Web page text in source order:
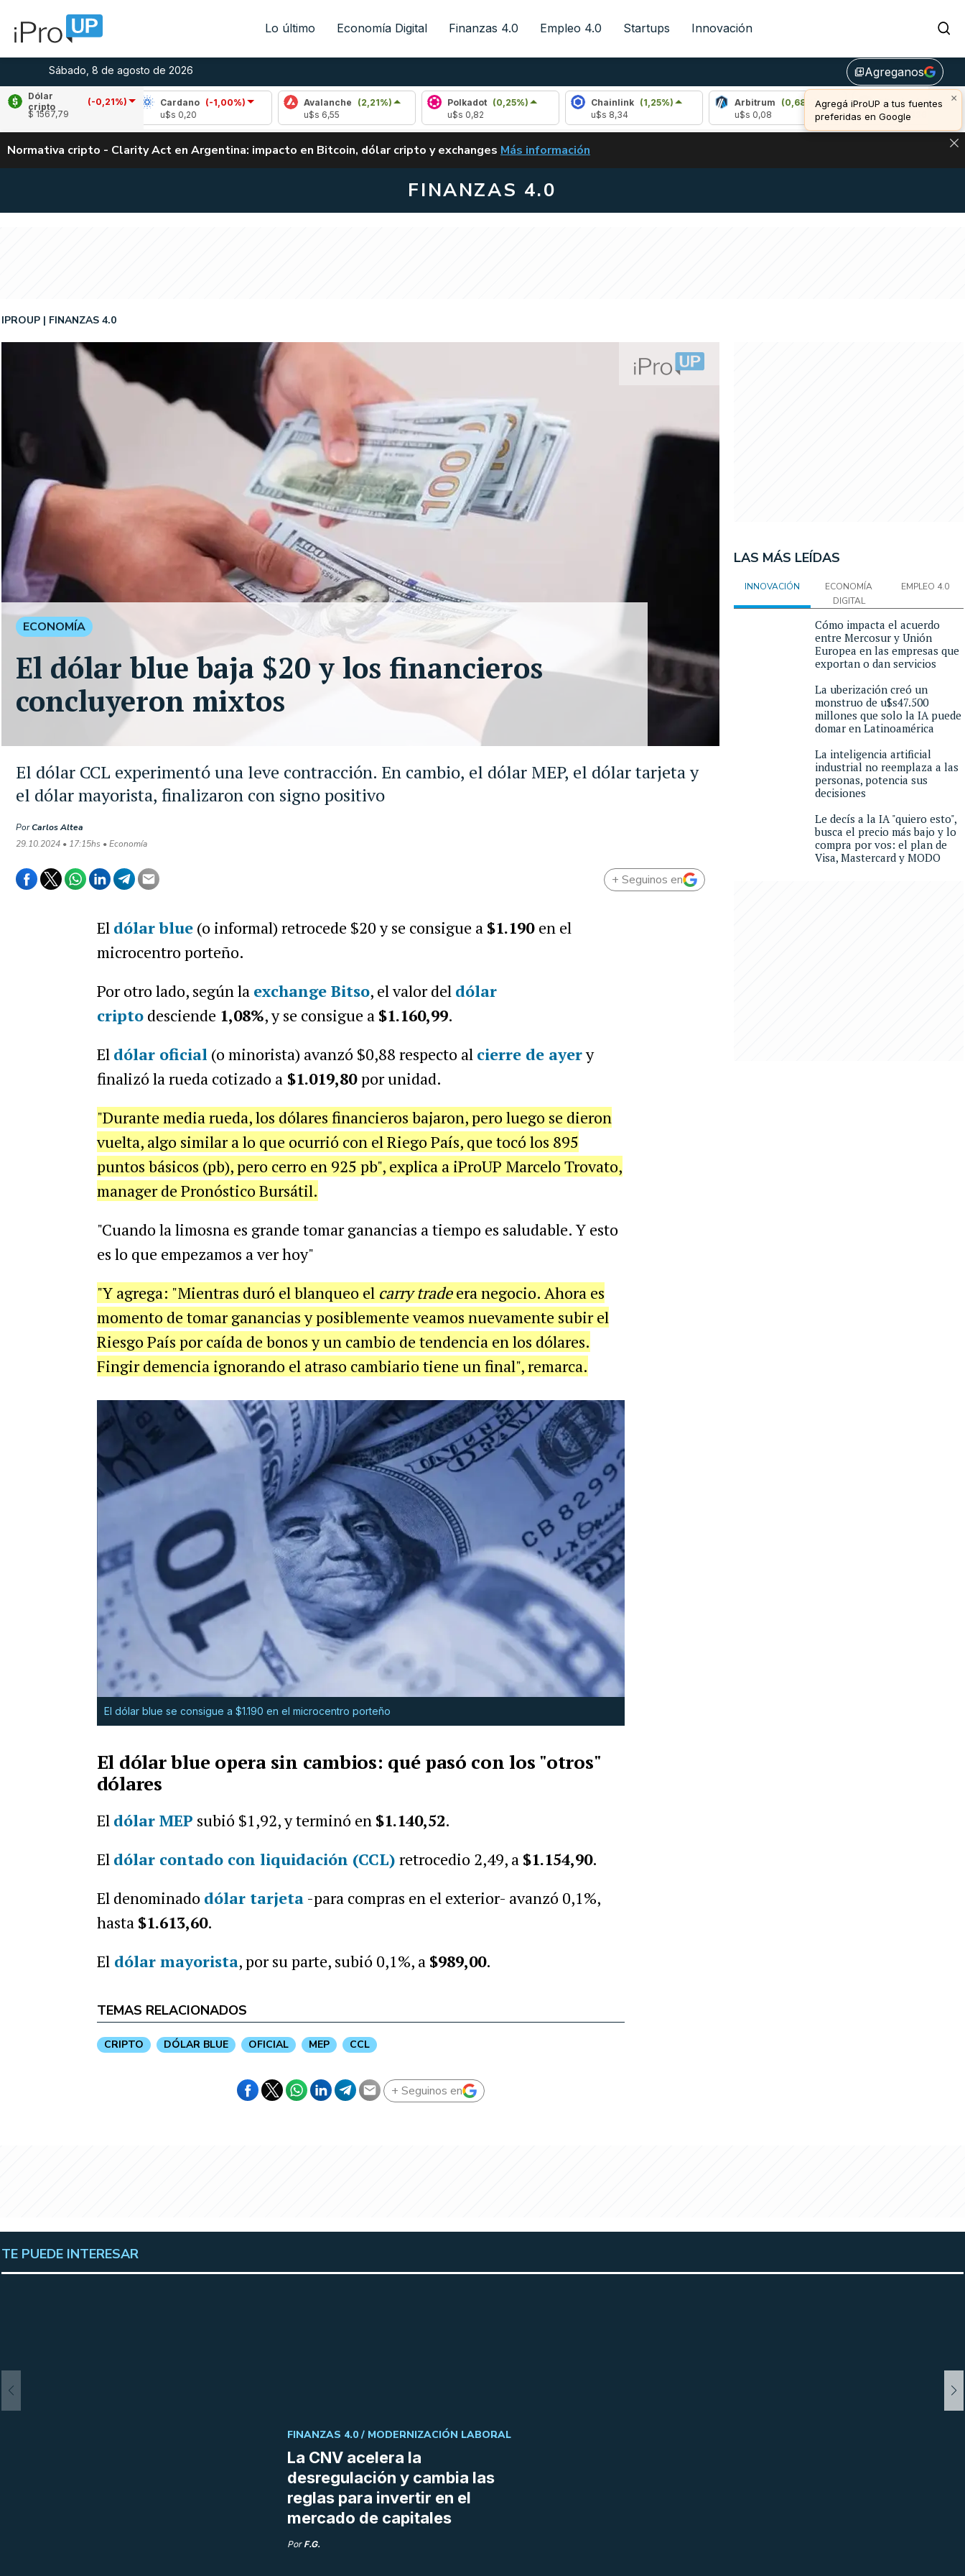
Lo último Economía Digital Finanzas 4.0 Empleo 4.0 Startups Innovación
Sábado, 8 de agosto de 2026 library_addAgreganos
×
Agregá iProUP a tus fuentes
preferidas en Google
Dólar
cripto
(-0,21%)
$ 1567,79
(0,48%)
Cardano
(-1,00%)
Avalanche (2,21%)
Polkadot
(0,25%)
Chainlink
(1,25%)
Arbitrum
(0,68%)
Bitcoin (-0,08%)
u$s 64.936,00
Normativa cripto - Clarity Act en Argentina: impacto en Bitcoin, dólar cripto y exchanges CLARITY ACT EN ARGENTINA: IMPACTO EN BITCOIN, DÓLAR CRIPTO Y EXCHANGES
Más información
FINANZAS 4.0
El dólar CCL experimentó una leve contracción. En cambio, el dólar MEP, el dólar tarjeta y
el dólar mayorista, finalizaron con signo positivo
IPROUP FINANZAS 4.0
PorCarlos Altea
29.10.2024 • 17:15hs • Economía
ECONOMÍA
El dólar blue baja $20 y los financieros
concluyeron mixtos
+ Seguinos en
El dólar blue(o informal) retrocede $20 y se consigue a $1.190 en el
microcentro porteño.
Por otro lado, según la exchange Bitso, el valor del dólar
criptodesciende 1,08%, y se consigue a $1.160,99.
El dólar oficial (o minorista) avanzó $0,88 respecto al cierre de ayery
finalizó la rueda cotizado a$1.019,80por unidad.
"Durante media rueda, los dólares financieros bajaron, pero luego se dieron
vuelta, algo similar a lo que ocurrió con el Riego País, que tocó los 895
puntos básicos (pb), pero cerro en 925 pb", explica a iProUP Marcelo Trovato,
manager de Pronóstico Bursátil.
"Cuando la limosna es grande tomar ganancias a tiempo es saludable. Y esto
es lo que empezamos a ver hoy"
"Y agrega: "Mientras duró el blanqueo el carry tradeera negocio. Ahora es
momento de tomar ganancias y posiblemente veamos nuevamente subir el
Riesgo País por caída de bonos y un cambio de tendencia en los dólares.
Fingir demencia ignorando el atraso cambiario tiene un final", remarca.
El dólar blue se consigue a $1.190 en el microcentro porteño
El dólar blue opera sin cambios: qué pasó con los "otros"
dólares
El dólar MEP subió $1,92, y terminó en $1.140,52.
El dólar contado con liquidación (CCL) retrocedio 2,49, a $1.154,90.
El denominado dólar tarjeta -para compras en el exterior- avanzó 0,1%,
hasta $1.613,60.
El dólar mayorista, por su parte, subió 0,1%, a $989,00.
TEMAS RELACIONADOS
CRIPTO DÓLAR BLUE OFICIAL MEP CCL
+ Seguinos en
LAS MÁS LEÍDAS
INNOVACIÓN
ECONOMÍA
DIGITAL
EMPLEO 4.0
Cómo impacta el acuerdo
entre Mercosur y Unión
Europea en las empresas que
exportan o dan servicios
La uberización creó un
monstruo de u$s47.500
millones que solo la IA puede
domar en Latinoamérica
La inteligencia artificial
industrial no reemplaza a las
personas, potencia sus
decisiones
Le decís a la IA "quiero esto",
busca el precio más bajo y lo
compra por vos: el plan de
Visa, Mastercard y MODO
TE PUEDE INTERESAR
La CNV acelera la
desregulación y cambia las
reglas para invertir en el
mercado de capitales
FINANZAS 4.0 / MODERNIZACIÓN LABORAL
Por F.G.